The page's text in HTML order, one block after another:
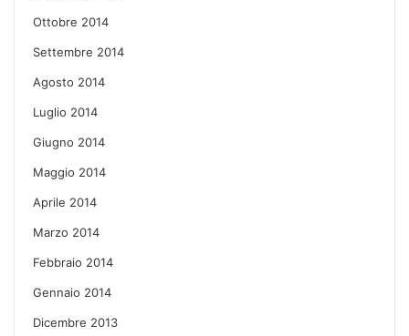
Ottobre 2014
Settembre 2014
Agosto 2014
Luglio 2014
Giugno 2014
Maggio 2014
Aprile 2014
Marzo 2014
Febbraio 2014
Gennaio 2014
Dicembre 2013